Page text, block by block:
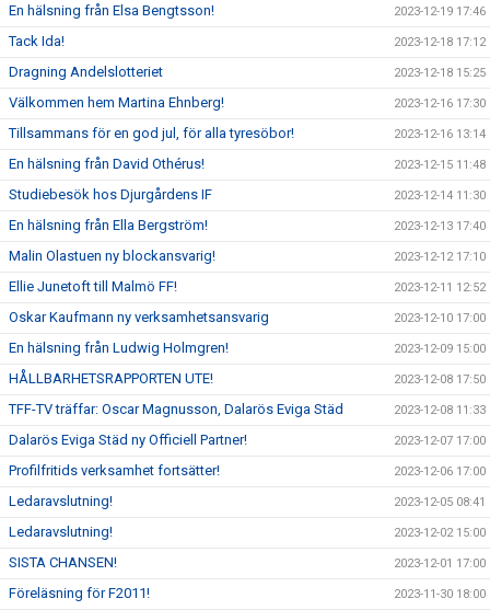
En hälsning från Elsa Bengtsson! 2023-12-19 17:46
Tack Ida! 2023-12-18 17:12
Dragning Andelslotteriet 2023-12-18 15:25
Välkommen hem Martina Ehnberg! 2023-12-16 17:30
Tillsammans för en god jul, för alla tyresöbor! 2023-12-16 13:14
En hälsning från David Othérus! 2023-12-15 11:48
Studiebesök hos Djurgårdens IF 2023-12-14 11:30
En hälsning från Ella Bergström! 2023-12-13 17:40
Malin Olastuen ny blockansvarig! 2023-12-12 17:10
Ellie Junetoft till Malmö FF! 2023-12-11 12:52
Oskar Kaufmann ny verksamhetsansvarig 2023-12-10 17:00
En hälsning från Ludwig Holmgren! 2023-12-09 15:00
HÅLLBARHETSRAPPORTEN UTE! 2023-12-08 17:50
TFF-TV träffar: Oscar Magnusson, Dalarös Eviga Städ 2023-12-08 11:33
Dalarös Eviga Städ ny Officiell Partner! 2023-12-07 17:00
Profilfritids verksamhet fortsätter! 2023-12-06 17:00
Ledaravslutning! 2023-12-05 08:41
Ledaravslutning! 2023-12-02 15:00
SISTA CHANSEN! 2023-12-01 17:00
Föreläsning för F2011! 2023-11-30 18:00